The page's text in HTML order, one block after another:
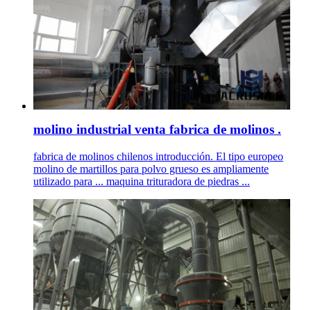
molino industrial venta fabrica de molinos .
fabrica de molinos chilenos introducción. El tipo europeo
molino de martillos para polvo grueso es ampliamente
utilizado para ... maquina trituradora de piedras ...